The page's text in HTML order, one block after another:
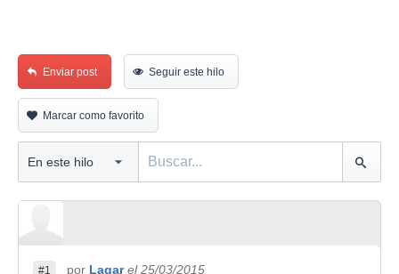
Enviar post Seguir este hilo
Marcar como favorito
#1 por Lagar el 25/03/2015